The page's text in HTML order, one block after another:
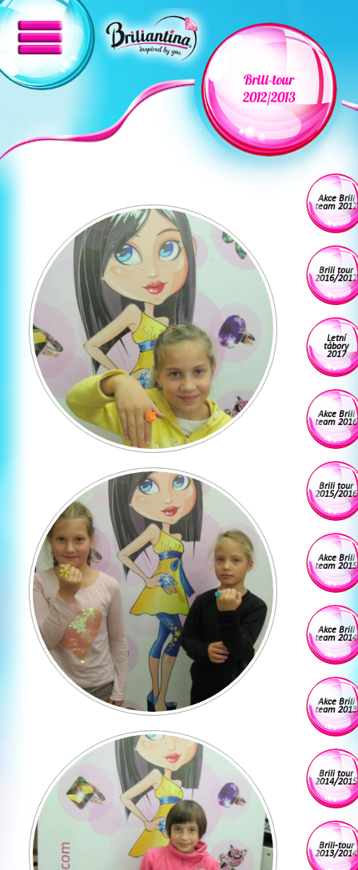
Brili-tour
2012/2013
Akce Brili
team 2017
Brili tour
2016/2017
Letní
tábory
2017
Akce Brili
team 2016
Brili tour
2015/2016
Akce Brili
team 2015
Akce Brili
team 2014
Akce Brili
team 2013
Brili tour
2014/2015
Brili-tour
2013/2014